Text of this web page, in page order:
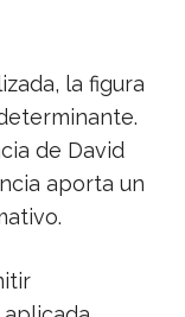
la figura
de David
aporta un